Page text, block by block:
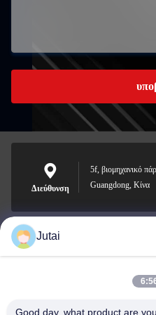
Διεύθυνση
5f, βιομηχανικό
Guangdong, Κίνα
Jutai
Good day, what product are